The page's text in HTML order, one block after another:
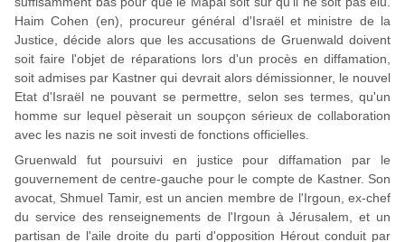
Haim Cohen (en), procureur général d'Israël et ministre de la
Justice, décide alors que les accusations de Gruenwald doivent
soit faire l'objet de réparations lors d'un procès en diffamation,
soit admises par Kastner qui devrait alors démissionner, le nouvel
Etat d'Israël ne pouvant se permettre, selon ses termes, qu'un
homme sur lequel pèserait un soupçon sérieux de collaboration
avec les nazis ne soit investi de fonctions officielles.
Gruenwald fut poursuivi en justice pour diffamation par le
gouvernement de centre-gauche pour le compte de Kastner. Son
avocat, Shmuel Tamir, est un ancien membre de l'Irgoun, ex-chef
du service des renseignements de l'Irgoun à Jérusalem, et un
partisan de l'aile droite du parti d'opposition Hérout conduit par